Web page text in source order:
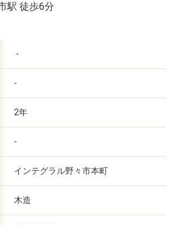
駅 徒歩6分
-
-
2年
-
インテグラル野々市本町
木造